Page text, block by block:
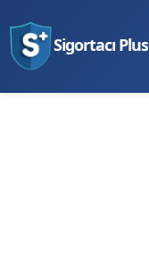
Sigortacı Plus